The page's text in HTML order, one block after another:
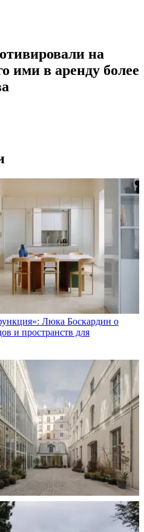
на
ими в аренду более
Люка Боскардин о
и пространств для